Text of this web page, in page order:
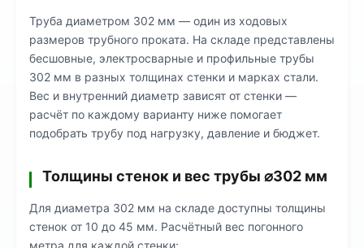
Труба диаметром 302 мм — один из ходовых
размеров трубного проката. На складе представлены
бесшовные, электросварные и профильные трубы
302 мм в разных толщинах стенки и марках стали.
Вес и внутренний диаметр зависят от стенки —
расчёт по каждому варианту ниже помогает
подобрать трубу под нагрузку, давление и бюджет.
Толщины стенок и вес трубы ⌀302 мм
Для диаметра 302 мм на складе доступны толщины
стенок от 10 до 45 мм. Расчётный вес погонного
метра для каждой стенки: